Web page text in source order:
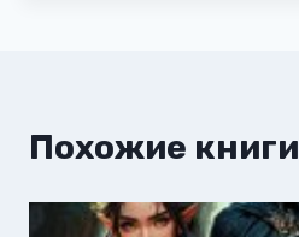
Похожие книги